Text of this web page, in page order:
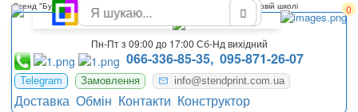
0
Пн-Пт з 09:00 до 17:00 Сб-Нд вихідний
066-336-85-35, 095-871-26-07
Telegram Замовлення info@stendprint.com.ua
Доставка Обмін Контакти Конструктор
Стенд "Будинок знань" З кишеньками для початкового класу в новій школі